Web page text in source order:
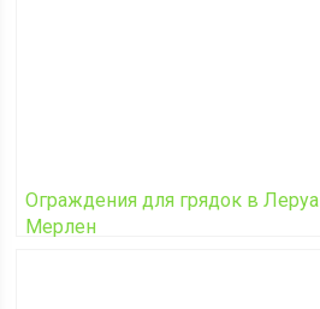
Ограждения для грядок в Леруа
Мерлен